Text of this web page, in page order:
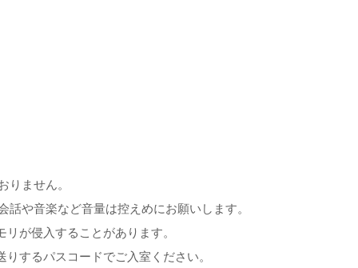
ません。​
や音楽など音量は控えめにお願いします。
が侵入することがあります。
するパスコードでご入室ください。